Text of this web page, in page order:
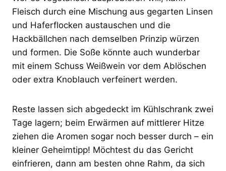
Fleisch durch eine Mischung aus gegarten Linsen
und Haferflocken austauschen und die
Hackbällchen nach demselben Prinzip würzen
und formen. Die Soße könnte auch wunderbar
mit einem Schuss Weißwein vor dem Ablöschen
oder extra Knoblauch verfeinert werden.
Reste lassen sich abgedeckt im Kühlschrank zwei
Tage lagern; beim Erwärmen auf mittlerer Hitze
ziehen die Aromen sogar noch besser durch – ein
kleiner Geheimtipp! Möchtest du das Gericht
einfrieren, dann am besten ohne Rahm, da sich